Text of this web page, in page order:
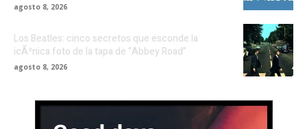
agosto 8, 2026
Los Beatles: cinco secretos que esconde la
icÃ³nica foto de la tapa de “Abbey Road”
agosto 8, 2026